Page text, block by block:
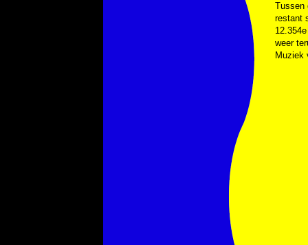
Tussen
restant
weer
Muziek